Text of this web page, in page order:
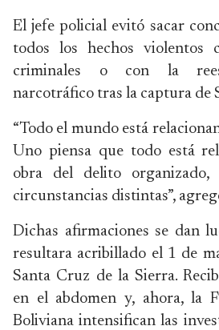
El jefe policial evitó sacar
todos los hechos violentos
criminales o con la
narcotráfico tras la captura de
“Todo el mundo está
Uno piensa que todo está
obra del delito organizado,
circunstancias distintas”,
Dichas afirmaciones se dan
resultara acribillado el 1 de
Santa Cruz de la Sierra.
en el abdomen y, ahora, la
Boliviana intensifican las